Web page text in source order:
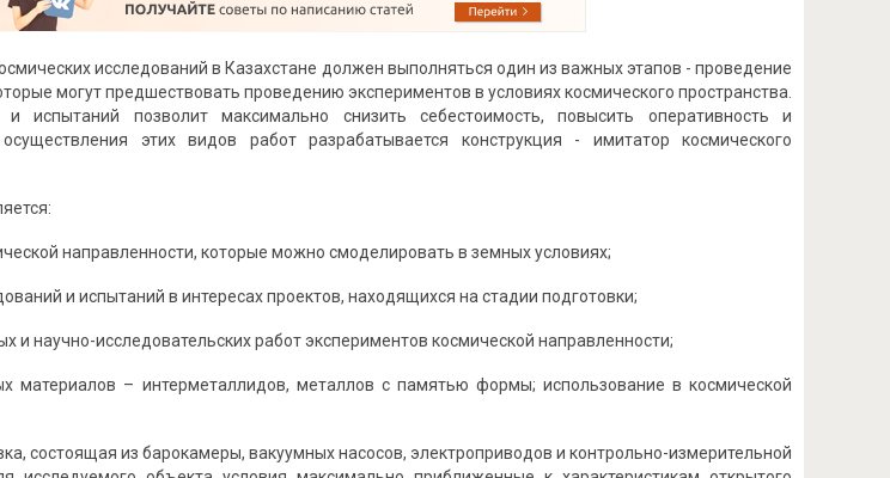
исследований в Казахстане должен выполняться один из важных этапов - проведение
могут предшествовать проведению экспериментов в условиях космического пространства.
испытаний позволит максимально снизить себестоимость, повысить оперативность и
этих видов работ разрабатывается конструкция - имитатор космического
направленности, которые можно смоделировать в земных условиях;
и испытаний в интересах проектов, находящихся на стадии подготовки;
научно-исследовательских работ экспериментов космической направленности;
– интерметаллидов, металлов с памятью формы; использование в космической
состоящая из барокамеры, вакуумных насосов, электроприводов и контрольно-измерительной